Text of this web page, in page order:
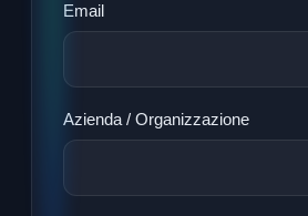
Email
Azienda / Organizzazione